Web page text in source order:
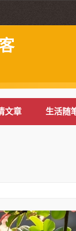
文章 生活随